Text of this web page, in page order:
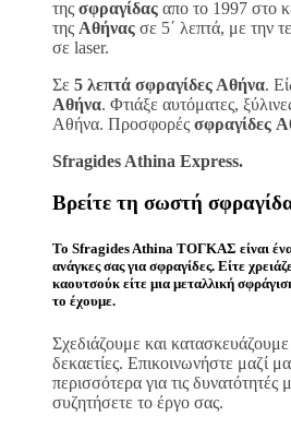
της σφραγίδας απο το 1997 στο
της Αθήνας σε 5΄ λεπτά, με την
σε laser.
Σε 5 λεπτά σφραγίδες Αθήνα.
Αθήνα. Φτιάξε αυτόματες,
Αθήνα. Προσφορές σφραγίδες
Sfragides Athina Express.
Βρείτε τη σωστή
Το Sfragides Athina ΤΟΓΚΑΣ είναι
ανάγκες σας για σφραγίδες. Είτε
καουτσούκ είτε μια μεταλλική
το έχουμε.
Σχεδιάζουμε και κατασκευάζουμε
δεκαετίες. Επικοινωνήστε μαζί
περισσότερα για τις δυνατότητές
συζητήσετε το έργο σας.